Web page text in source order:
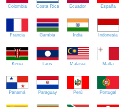
Colombia Costa Rica Ecuador España
Francia Gambia India Indonesia
Kenia Laos Malasia Malta
Panamá Paraguay Perú Portugal